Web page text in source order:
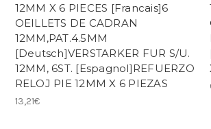
12MM X 6 PIECES [Francais]6
OEILLETS DE CADRAN
12MM,PAT.4.5MM
[Deutsch]VERSTARKER FUR S/U.
12MM, 6ST. [Espagnol]REFUERZO
RELOJ PIE 12MM X 6 PIEZAS
13,21€